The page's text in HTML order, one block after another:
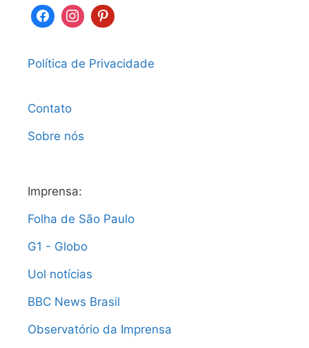
Política de Privacidade
Contato
Sobre nós
Imprensa:
Folha de São Paulo
G1 - Globo
Uol notícias
BBC News Brasil
Observatório da Imprensa